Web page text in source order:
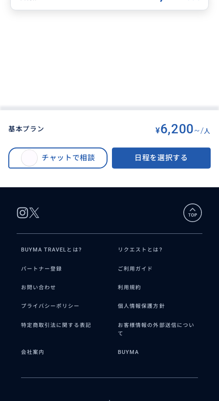
基本プラン ¥6,200~/ 人
チャットで相談 日程を選択する
BUYMA TRAVEL> バリ島オプショナルツアー>
満喫‼️世界遺産ティルタウンプル沐浴体験＋タナロット寺院サンセット＋世界
遺産タマンアユン寺院｜バリ島の名所と神秘を効率よく巡る 1日旅＜貸切｜
日本語｜ホテル送迎｜アレンジ自由＞
BUYMA TRAVELとは? リクエストとは?
パートナー登録 ご利用ガイド
お問い合わせ 利用規約
プライバシーポリシー 個人情報保護方針
特定商取引法に関する表記
お客様情報の外部送信につい
て
会社案内 BUYMA